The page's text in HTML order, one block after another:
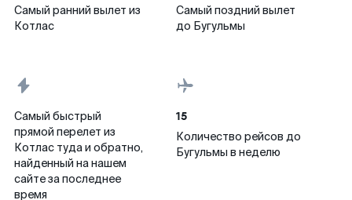
Самый ранний вылет из
Котлас
Самый поздний вылет
до Бугульмы
Самый быстрый
прямой перелет из
Котлас туда и обратно,
найденный на нашем
сайте за последнее
время
15
Количество рейсов до
Бугульмы в неделю